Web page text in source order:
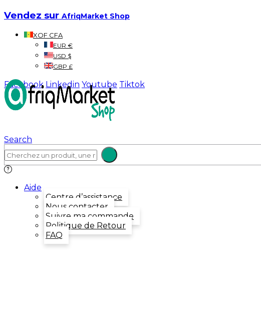
Vendez sur AfriqMarket Shop
XOF CFA
EUR €
USD $
GBP £
Facebook Linkedin Youtube Tiktok
Search
Aide
Centre d’assistance
Nous contacter
Suivre ma commande
Politique de Retour
FAQ